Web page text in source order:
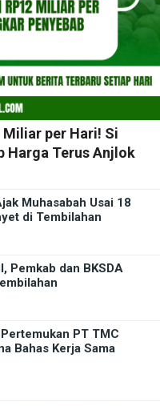
Miliar per Hari! Si
Harga Terus Anjlok
Muhasabah Usai 18
di Tembilahan
Pemkab dan BKSDA
PT TMC
Bahas Kerja Sama